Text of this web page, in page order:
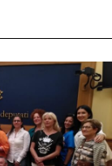
dalla National
e adottato anche
come
Greenpeace,